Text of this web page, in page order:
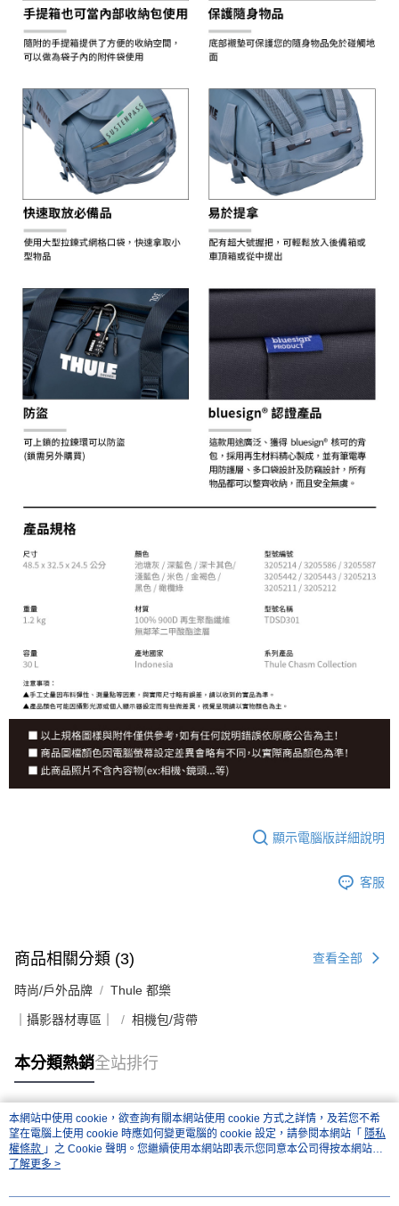
顯示電腦版詳細說明
客服
商品相關分類 (3) 查看全部
時尚/戶外品牌 Thule 都樂
｜攝影器材專區｜ 相機包/背帶
本分類熱銷全站排行
熱門標籤
本網站中使用 cookie，欲查詢有關本網站使用 cookie 方式之詳情，及若您不希
望在電腦上使用 cookie 時應如何變更電腦的 cookie 設定，請參閱本網站「 隱私
權條款 」之 Cookie 聲明。您繼續使用本網站即表示您同意本公司得按本網站使
用條款之 Cookie 聲明使用 cookie。
了解更多 >